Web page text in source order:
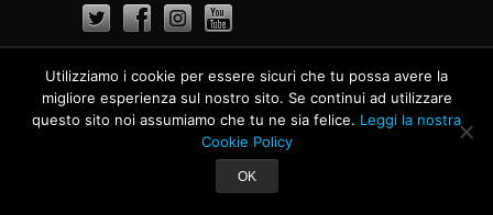
Utilizziamo i cookie per essere sicuri che tu possa avere la
migliore esperienza sul nostro sito. Se continui ad utilizzare
questo sito noi assumiamo che tu ne sia felice. Leggi la nostra
Cookie Policy
OK